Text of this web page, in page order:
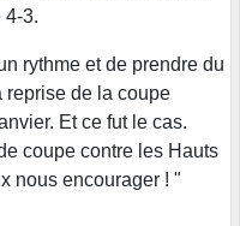
4-3.
rythme et de prendre du
reprise de la coupe
Et ce fut le cas.
coupe contre les Hauts
nous encourager ! "